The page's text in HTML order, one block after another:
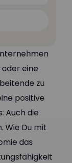
eine
zu
positive
Auch die
Wie Du mit
das